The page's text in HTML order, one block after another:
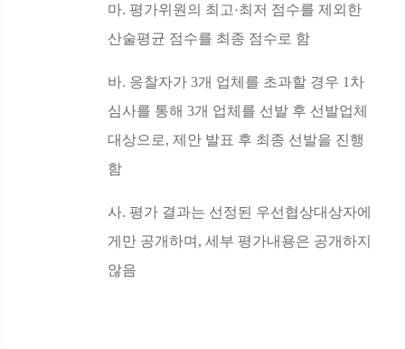
마. 평가위원의 최고 ·최저 점수를 제외한
산술평균 점수를 최종 점수로 함
바. 응찰자가 3개 업체를 초과할 경우 1 차
심사를 통해 3개 업체를 선발 후 선발업체
대상으로, 제안 발표 후 최종 선발을 진행
함
사. 평가 결과는 선정된 우선협상대상자에
게만 공개하며 , 세부 평가내용은 공개하지
않음